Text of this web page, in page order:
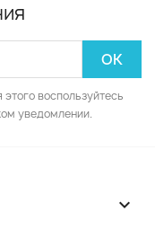
воспользуйтесь
уведомлении.
